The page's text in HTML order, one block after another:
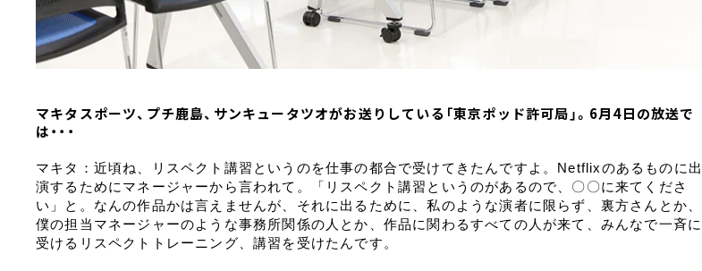
マキタスポーツ、プチ鹿島、サンキュータツオがお送りしている「東京ポッド許可局」。6月4日の放送で
は・・・
マキタ：近頃ね、リスペクト講習というのを仕事の都合で受けてきたんですよ。Netflixのあるものに出
演するためにマネージャーから言われて。「リスペクト講習というのがあるので、〇〇に来てくださ
い」と。なんの作品かは言えませんが、それに出るために、私のような演者に限らず、裏方さんとか、
僕の担当マネージャーのような事務所関係の人とか、作品に関わるすべての人が来て、みんなで一斉に
受けるリスペクトトレーニング、講習を受けたんです。